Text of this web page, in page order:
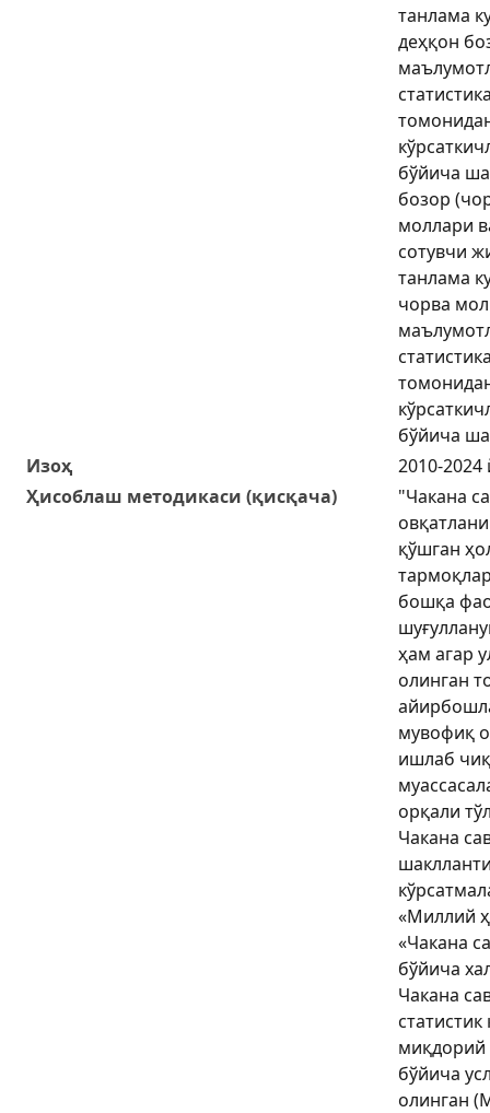
танлама
деҳқон
бўйича
бозор
моллари
сотувчи
танлама
чорва
бўйича
Изоҳ
2010-2024
Ҳисоблаш методикаси (қисқача)
"Чакана
қўшган
бошқа
ҳам агар
олинган
мувофиқ
ишлаб
орқали
Чакана
«Миллий
«Чакана
бўйича
Чакана
статистик
миқдорий
бўйича
олинган